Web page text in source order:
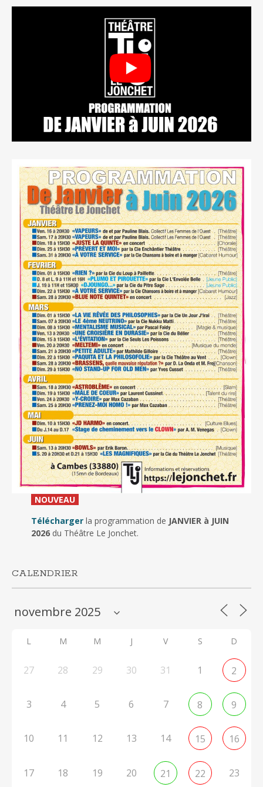
NOUVEAU_
Télécharger la programmation de JANVIER à JUIN
2026du Théâtre Le Jonchet.
CALENDRIER
L M M J V S D
27 28 29 30 31 1 2
3 4 5 6 7 8 9
10 11 12 13 14 15 16
17 18 19 20 21 22 23